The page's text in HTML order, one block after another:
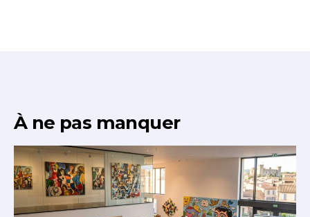
À ne pas manquer